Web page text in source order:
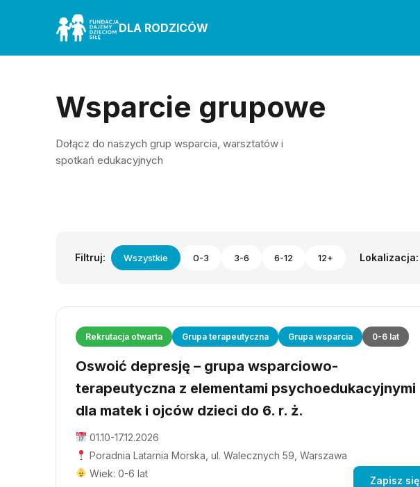
DLA RODZICÓW
Wsparcie grupowe
Dołącz do naszych grup wsparcia, warsztatów i
spotkań edukacyjnych
Filtruj: Wszystkie 0-3 3-6 6-12 12+ Lokalizacja:
Rekrutacja otwarta Grupa terapeutyczna Grupa wsparcia 0-6 lat
Oswoić depresję – grupa wsparciowo-
terapeutyczna z elementami psychoedukacyjnymi
dla matek i ojców dzieci do 6. r. ż.
01.10-17.12.2026
Poradnia Latarnia Morska, ul. Walecznych 59, Warszawa
Wiek: 0-6 lat
Zapisz się